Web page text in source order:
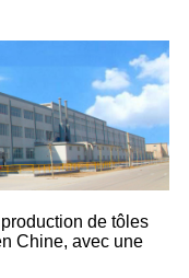
de tôles
Chine, avec une